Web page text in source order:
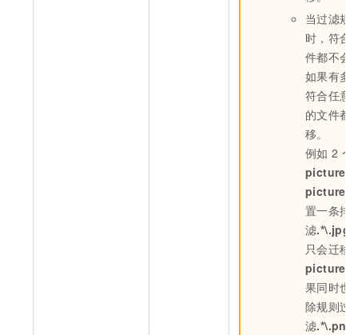
当过滤规
时，符合
件都不会
如果有多
符合任意
的文件都
移。
例如 2 个
置一条排
滤.*\.jpg$
只会迁移
果同时也
除规则过
滤